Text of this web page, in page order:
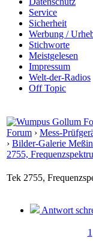
Service
Sicherheit
Werbung /
Stichworte
Meistgelesen
Impressum
Welt-der-Radios
Off Topic
Forum › Mess-
› Bilder-Galerie
2755,
Tek 2755,
Antwort
1